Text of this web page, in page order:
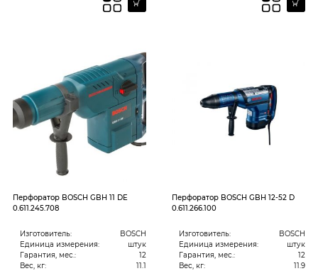
Перфоратор BOSCH GBH 11 DE
0.611.245.708
Изготовитель:
BOSCH
Единица измерения:
штук
Гарантия, мес.:
12
Вес, кг:
11.1
Перфоратор BOSCH GBH 12-52 D
0.611.266.100
Изготовитель:
BOSCH
Единица измерения:
штук
Гарантия, мес.:
12
Вес, кг:
11.9